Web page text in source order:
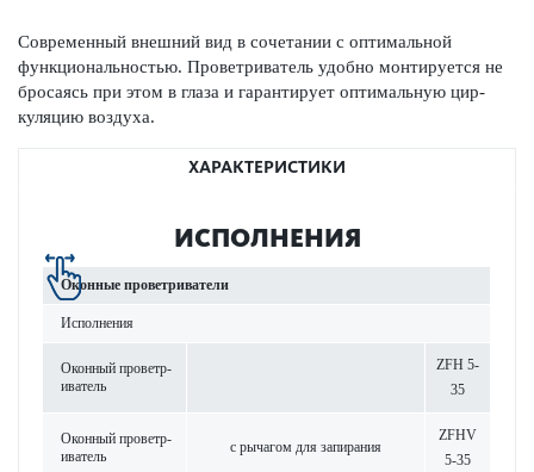
Современный внешний вид в сочет­ании с оптимальной
функцио­н­ально­стью. Проветр­иватель удобно монтируется не
бросаясь при этом в глаза и гар­антирует оптимальную цир­
куляцию воздуха.
ХАРАКТЕРИСТИКИ
ИСПОЛНЕНИЯ
Оконные проветр­иватели
Исполнения
Оконный проветр­
иватель
ZFH 5-
35
Оконный проветр­
иватель
с рычагом для запирания
ZFHV
5-35